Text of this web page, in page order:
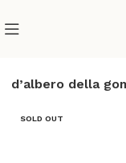
d’albero della
SOLD OUT